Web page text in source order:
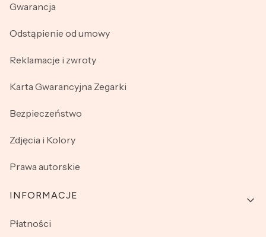
Gwarancja
Odstąpienie od umowy
Reklamacje i zwroty
Karta Gwarancyjna Zegarki
Bezpieczeństwo
Zdjęcia i Kolory
Prawa autorskie
INFORMACJE
Płatności